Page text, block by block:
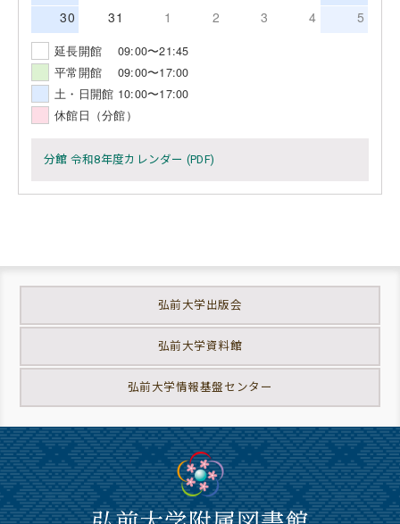
30
31 1 2 3 4 5
延長開館 09:00〜21:45
平常開館 09:00〜17:00
土・日開館 10:00〜17:00
休館日（分館）
分館 令和8年度カレンダー (PDF)
弘前大学出版会
弘前大学資料館
弘前大学情報基盤センター